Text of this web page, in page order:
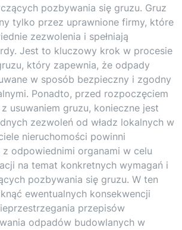
pozbywania się gruzu. Gruz
tylko przez uprawnione firmy, które
zezwolenia i spełniają
Jest to kluczowy krok w procesie
który zapewnia, że odpady
w sposób bezpieczny i zgodny
Ponadto, przed rozpoczęciem
usuwaniem gruzu, konieczne jest
zezwoleń od władz lokalnych w
nieruchomości powinni
odpowiednimi organami w celu
na temat konkretnych wymagań i
pozbywania się gruzu. W ten
ewentualnych konsekwencji
przepisów
odpadów budowlanych w